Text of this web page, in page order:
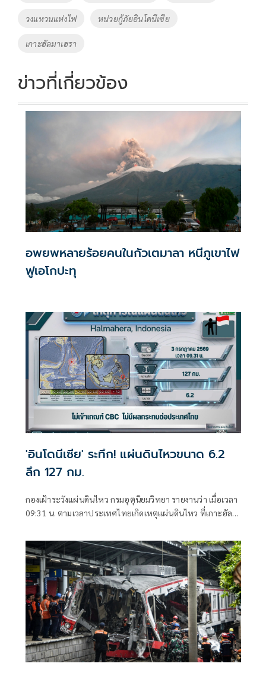
วงแหวนแห่งไฟ หน่วยกู้ภัยอินโดนีเซีย
เกาะฮัลมาเฮรา
ข่าวที่เกี่ยวข้อง
อพยพหลายร้อยคนในกัวเตมาลา หนีภูเขาไฟ
ฟูเอโกปะทุ
'อินโดนีเซีย' ระทึก! แผ่นดินไหวขนาด 6.2
ลึก 127 กม.
กองเฝ้าระวังแผ่นดินไหว กรมอุตุนิยมวิทยา รายงานว่า เมื่อเวลา
09:31 น. ตามเวลาประเทศไทยเกิดเหตุแผ่นดินไหว ที่เกาะฮัล